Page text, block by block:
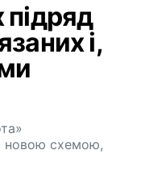
підряд
і,
новою схемою,